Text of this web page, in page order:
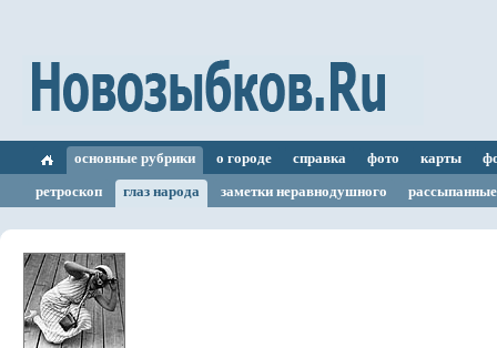
основные рубрики о городе справка фото карты
ретроскоп
глаз народа заметки неравнодушного